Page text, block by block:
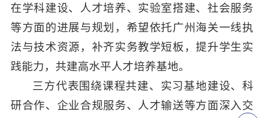
在学科建设、人才培养、实验室搭建、社会服务
等方面的进展与规划，希望依托广州海关一线执
法与技术资源，补齐实务教学短板，提升学生实
践能力，共建高水平人才培养基地。
三方代表围绕课程共建、实习基地建设、科
研合作、企业合规服务、人才输送等方面深入交